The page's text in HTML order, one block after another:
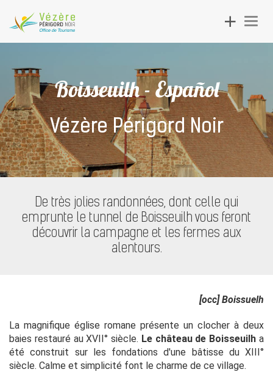
Toggle
navigation
Boisseuilh - Español
Vézère Périgord Noir
De très jolies randonnées, dont celle qui
emprunte le tunnel de Boisseuilh vous feront
découvrir la campagne et les fermes aux
alentours.
[occ] Boissuelh
La magnifique église romane présente un clocher à deux
baies restauré au XVII° siècle. Le château de Boisseuilh a
été construit sur les fondations d'une bâtisse du XIII°
siècle. Calme et simplicité font le charme de ce village.